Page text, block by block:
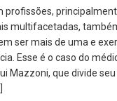
profissões,
multifacetadas,
ser mais de uma e
Esse é o caso do
Mazzoni, que divide